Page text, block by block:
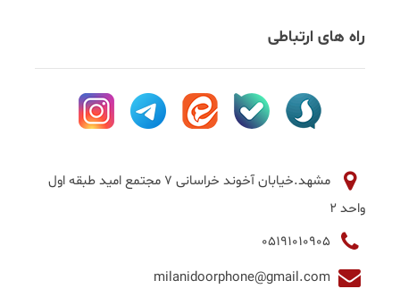
راه های ارتباطی
مشهد.خیابان آخوند خراسانی 7 مجتمع امید طبقه اول
واحد 2